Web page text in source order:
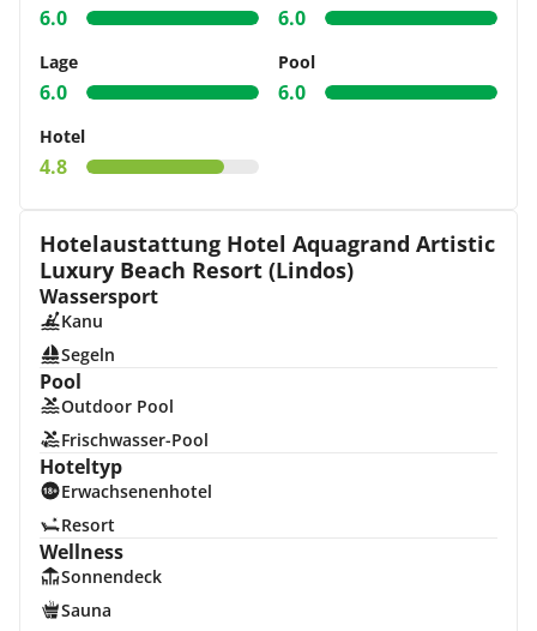
6.0 6.0
Lage
6.0
Pool
6.0
Hotel
4.8
Hotelaustattung Hotel Aquagrand Artistic
Luxury Beach Resort (Lindos)
Wassersport
Kanu
Segeln
Pool
Outdoor Pool
Frischwasser-Pool
Hoteltyp
Erwachsenenhotel
Resort
Wellness
Sonnendeck
Sauna